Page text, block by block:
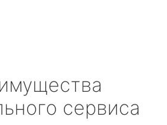
сервиса